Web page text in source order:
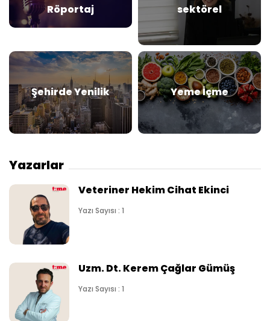
Röportaj sektörel
Şehirde Yenilik Yeme İçme
Yazarlar
Veteriner Hekim Cihat Ekinci
Yazı Sayısı : 1
Uzm. Dt. Kerem Çağlar Gümüş
Yazı Sayısı : 1